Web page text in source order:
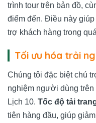
trình tour trên bản đồ,
điểm đến. Điều này
trợ khách hàng trong
Tối ưu hóa trải
Chúng tôi đặc biệt chú
nghiệm người dùng trên
Lịch 10. Tốc độ tải
tiên hàng đầu, giúp